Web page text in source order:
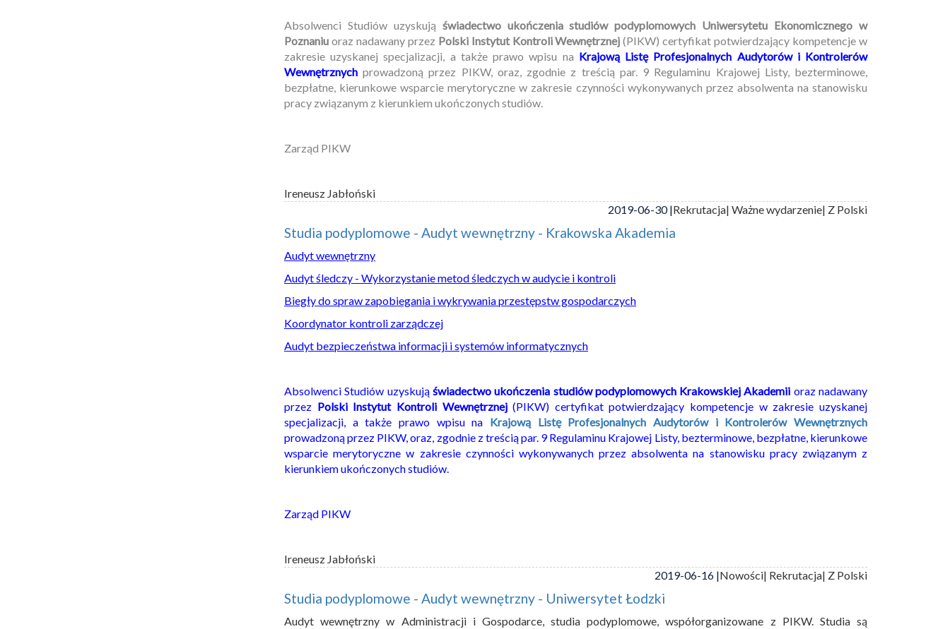
Absolwenci Studiów uzyskują świadectwo ukończenia studiów podyplomowych Uniwersytetu Ekonomicznego w
Poznaniu oraz nadawany przez Polski Instytut Kontroli Wewnętrznej (PIKW) certyfikat potwierdzający kompetencje w
zakresie uzyskanej specjalizacji, a także prawo wpisu na Krajową Listę Profesjonalnych Audytorów i Kontrolerów
Wewnętrznych prowadzoną przez PIKW, oraz, zgodnie z treścią par. 9 Regulaminu Krajowej Listy, bezterminowe,
bezpłatne, kierunkowe wsparcie merytoryczne w zakresie czynności wykonywanych przez absolwenta na stanowisku
pracy związanym z kierunkiem ukończonych studiów.
Zarząd PIKW
Ireneusz Jabłoński
2019-06-30 |Rekrutacja| Ważne wydarzenie| Z Polski
Studia podyplomowe - Audyt wewnętrzny - Krakowska Akademia
Audyt wewnętrzny
Audyt śledczy - Wykorzystanie metod śledczych w audycie i kontroli
Biegły do spraw zapobiegania i wykrywania przestępstw gospodarczych
Koordynator kontroli zarządczej
Audyt bezpieczeństwa informacji i systemów informatycznych
Absolwenci Studiów uzyskują świadectwo ukończenia studiów podyplomowych Krakowskiej Akademii oraz nadawany
przez Polski Instytut Kontroli Wewnętrznej(PIKW) certyfikat potwierdzający kompetencje w zakresie uzyskanej
specjalizacji, a także prawo wpisu na Krajową Listę Profesjonalnych Audytorów i Kontrolerów Wewnętrznych
prowadzoną przez PIKW, oraz, zgodnie z treścią par. 9 Regulaminu Krajowej Listy, bezterminowe, bezpłatne, kierunkowe
wsparcie merytoryczne w zakresie czynności wykonywanych przez absolwenta na stanowisku pracy związanym z
kierunkiem ukończonych studiów.
Zarząd PIKW
Ireneusz Jabłoński
2019-06-16 |Nowości| Rekrutacja| Z Polski
Studia podyplomowe - Audyt wewnętrzny - Uniwersytet Łodzki
Audyt wewnętrzny w Administracji i Gospodarce, studia podyplomowe, współorganizowane z PIKW. Studia są